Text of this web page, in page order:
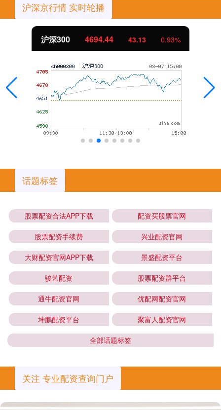
沪深京行情 实时轮播
沪深300 4694.44 43.13 0.93%
话题标签
股票配资合法APP下载 配资买股票官网
股票配资手续费 兴业配资官网
大财配资官网APP下载 景盛配资平台
骏艺配资 股票配资群平台
通牛配资官网 优配网配资官网
坤鹏配资平台 聚富人配资官网
全部话题标签
关注 专业配资查询门户